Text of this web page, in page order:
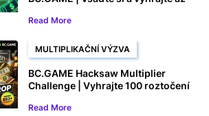
Read More
MULTIPLIKAČNÍ VÝZVA
BC.GAME Hacksaw Multiplier
Challenge | Vyhrajte 100 roztočení
Read More